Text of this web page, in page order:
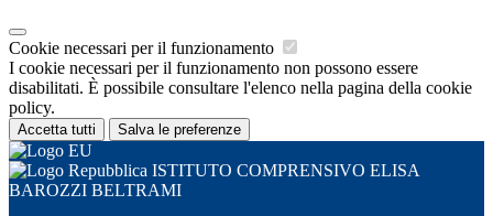
Cookie necessari per il funzionamento
I cookie necessari per il funzionamento non possono essere
disabilitati. È possibile consultare l'elenco nella pagina della cookie
policy.
Accetta tutti Salva le preferenze
ISTITUTO COMPRENSIVO ELISA
BAROZZI BELTRAMI